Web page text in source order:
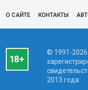
О САЙТЕ КОНТАКТЫ
© 1991-2026
2013 года.